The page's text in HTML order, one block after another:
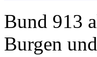
Bund 913
Burgen